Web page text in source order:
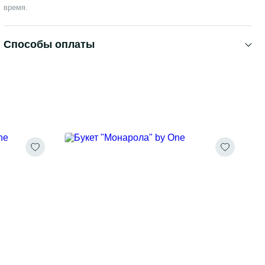
время.
Способы оплаты